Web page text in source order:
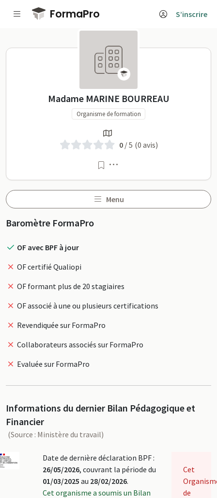
Passer au contenu principal
FormaPro S’inscrire
Madame MARINE
Madame MARINE BOURREAU
Organisme de formation
0/ 5 (0 avis)
Menu
Profil
Baromètre FormaPro
OF avec BPF à jour
OF certifié Qualiopi
OF formant plus de 20 stagiaires
OF associé à une ou plusieurs certifications
Revendiquée sur FormaPro
Collaborateurs associés sur FormaPro
Evaluée sur FormaPro
Informations du dernier Bilan Pédagogique et
Financier
(Source : Ministère du travail)
Date de dernière déclaration BPF :
26/05/2026, couvrant la période du
01/03/2025 au 28/02/2026.
Cet organisme a soumis un Bilan
Cet
de